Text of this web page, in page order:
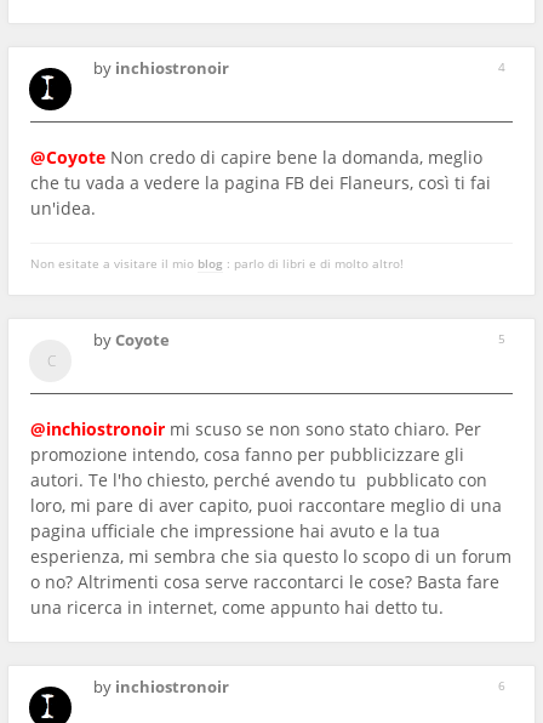
4
by inchiostronoir
@Coyote Non credo di capire bene la domanda, meglio
che tu vada a vedere la pagina FB dei Flaneurs, così ti fai
un'idea.
Non esitate a visitare il mio blog : parlo di libri e di molto altro!
5
byCoyote
@inchiostronoir mi scuso se non sono stato chiaro. Per
promozione intendo, cosa fanno per pubblicizzare gli
autori. Te l'ho chiesto, perché avendo tu pubblicato con
loro, mi pare di aver capito, puoi raccontare meglio di una
pagina ufficiale che impressione hai avuto e la tua
esperienza, mi sembra che sia questo lo scopo di un forum
o no? Altrimenti cosa serve raccontarci le cose? Basta fare
una ricerca in internet, come appunto hai detto tu.
6
by inchiostronoir